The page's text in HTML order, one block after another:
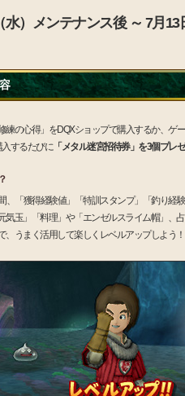
水）メンテナンス後 ～ 7月13
練の心得」をDQXショップで購入するか、ゲ
するたびに「メタル迷宮招待券」を3個プレ
、「獲得経験値」「特訓スタンプ」「釣り経
気玉」「料理」や「エンゼルスライム帽」、
、うまく活用して楽しくレベルアップしよう！